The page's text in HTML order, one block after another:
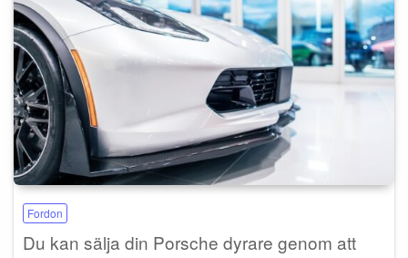
Fordon
Du kan sälja din Porsche dyrare genom att